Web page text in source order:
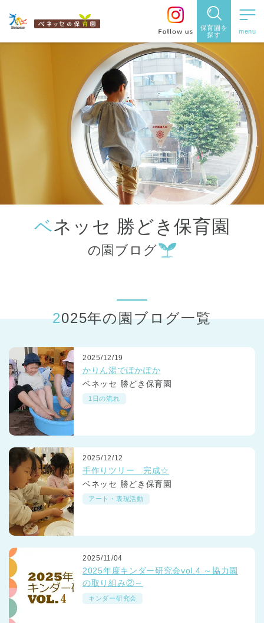
保育園を
探す
保育園を探す
住所・駅
名から探
す
都道府県
から探す
ベネッセ 勝どき保育園
の園ブログ
2025年の園ブログ一覧
2025/12/19
かりん湯でぽかぽか
ベネッセ 勝どき保育園
1日の流れ
2025/12/12
手作りツリー 完成☆
ベネッセ 勝どき保育園
アート・表現活動
2025/11/04
2025年度キンダー研究会vol.4 ～協力園
の取り組み②～
キンダー研究会